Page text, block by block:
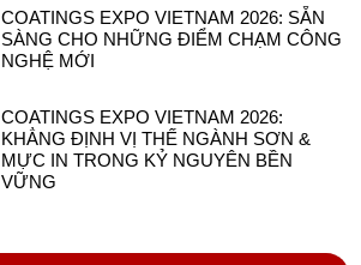
COATINGS EXPO VIETNAM 2026: SẴN
SÀNG CHO NHỮNG ĐIỂM CHẠM CÔNG
NGHỆ MỚI
COATINGS EXPO VIETNAM 2026:
KHẲNG ĐỊNH VỊ THẾ NGÀNH SƠN &
MỰC IN TRONG KỶ NGUYÊN BỀN
VỮNG